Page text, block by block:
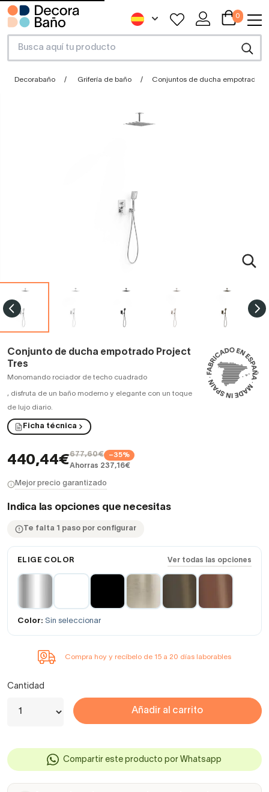
0
Decorabaño Grifería de baño Conjuntos de ducha empotrados
Conjunto de ducha empotrado Project
Tres
Monomando rociador de techo cuadrado
, disfruta de un baño moderno y elegante con un toque
de lujo diario.
Ficha técnica
440,44€677,60€ −35%
Ahorras 237,16€
Mejor precio garantizado
Indica las opciones que necesitas
Te falta 1 paso por configurar
ELIGE COLOR Ver todas las opciones
Color: Sin seleccionar
Compra hoy y recíbelo de 15 a 20 días laborables
Cantidad
Añadir al carrito
Compartir este producto por Whatsapp